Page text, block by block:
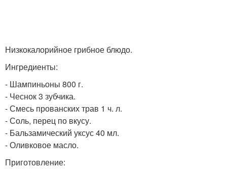
Низкокалорийное грибное блюдо.
Ингредиенты:
- Шампиньоны 800 г.
- Чеснок 3 зубчика.
- Смесь прованских трав 1 ч. л.
- Соль, перец по вкусу.
- Бальзамический уксус 40 мл.
- Оливковое масло.
Приготовление: